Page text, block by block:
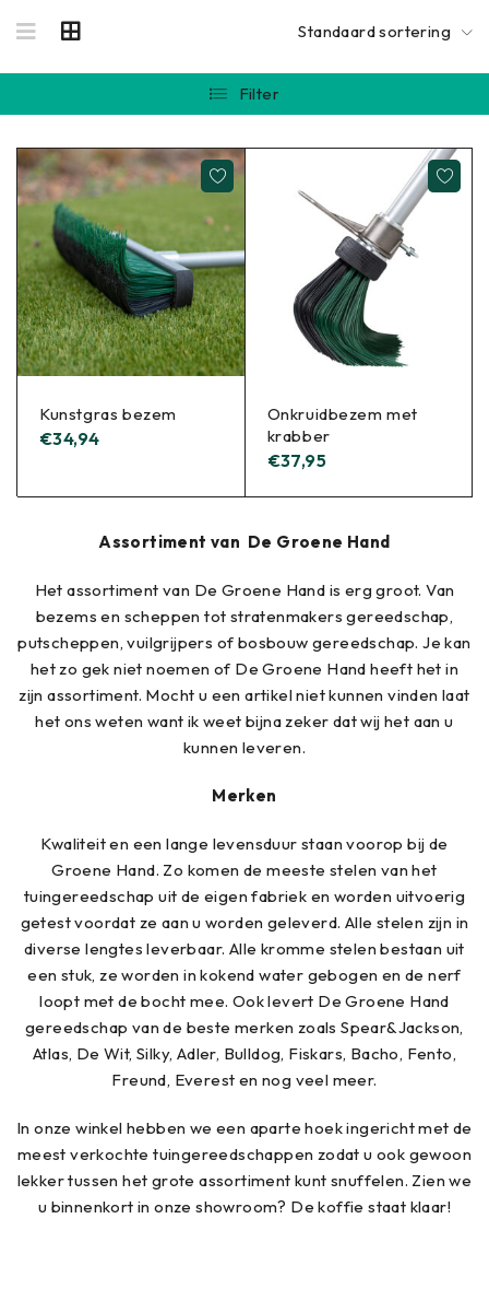
Standaard sortering
Filter
Kunstgras bezem
€34,94
Onkruidbezem met
krabber
€37,95
Assortiment van De Groene Hand
Het assortiment van De Groene Hand is erg groot. Van
bezems en scheppen tot stratenmakers gereedschap,
putscheppen, vuilgrijpers of bosbouw gereedschap. Je kan
het zo gek niet noemen of De Groene Hand heeft het in
zijn assortiment. Mocht u een artikel niet kunnen vinden laat
het ons weten want ik weet bijna zeker dat wij het aan u
kunnen leveren.
Merken
Kwaliteit en een lange levensduur staan voorop bij de
Groene Hand. Zo komen de meeste stelen van het
tuingereedschap uit de eigen fabriek en worden uitvoerig
getest voordat ze aan u worden geleverd. Alle stelen zijn in
diverse lengtes leverbaar. Alle kromme stelen bestaan uit
een stuk, ze worden in kokend water gebogen en de nerf
loopt met de bocht mee. Ook levert De Groene Hand
gereedschap van de beste merken zoals Spear&Jackson,
Atlas, De Wit, Silky, Adler, Bulldog, Fiskars, Bacho, Fento,
Freund, Everest en nog veel meer.
In onze winkel hebben we een aparte hoek ingericht met de
meest verkochte tuingereedschappen zodat u ook gewoon
lekker tussen het grote assortiment kunt snuffelen. Zien we
u binnenkort in onze showroom? De koffie staat klaar!